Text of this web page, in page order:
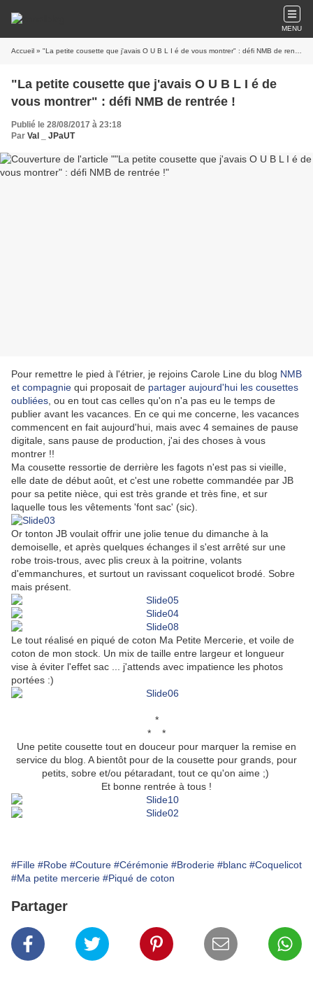
MENU
Accueil » "La petite cousette que j'avais O U B L I é de vous montrer" : défi NMB de rentrée !
"La petite cousette que j'avais O U B L I é de
vous montrer" : défi NMB de rentrée !
Publié le 28/08/2017 à 23:18
Par Val _ JPaUT
Pour remettre le pied à l'étrier, je rejoins Carole Line du blog NMB
et compagnie qui proposait de partager aujourd'hui les cousettes
oubliées , ou en tout cas celles qu'on n'a pas eu le temps de
publier avant les vacances. En ce qui me concerne, les vacances
commencent en fait aujourd'hui, mais avec 4 semaines de pause
digitale, sans pause de production, j'ai des choses à vous
montrer !!
Ma cousette ressortie de derrière les fagots n'est pas si vieille,
elle date de début août, et c'est une robette commandée par JB
pour sa petite nièce, qui est très grande et très fine, et sur
laquelle tous les vêtements 'font sac' (sic).
Or tonton JB voulait offrir une jolie tenue du dimanche à la
demoiselle, et après quelques échanges il s'est arrêté sur une
robe trois-trous, avec plis creux à la poitrine, volants
d'emmanchures, et surtout un ravissant coquelicot brodé. Sobre
mais présent.
Le tout réalisé en piqué de coton Ma Petite Mercerie, et voile de
coton de mon stock. Un mix de taille entre largeur et longueur
vise à éviter l'effet sac ... j'attends avec impatience les photos
portées :)
*
* *
Une petite cousette tout en douceur pour marquer la remise en
service du blog. A bientôt pour de la cousette pour grands, pour
petits, sobre et/ou pétaradant, tout ce qu'on aime ;)
Et bonne rentrée à tous !
#Fille #Robe #Couture #Cérémonie #Broderie #blanc #Coquelicot
#Ma petite mercerie #Piqué de coton
Partager